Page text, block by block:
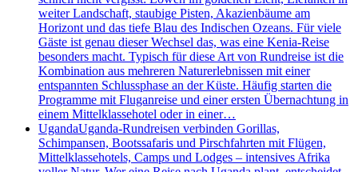
weiter Landschaft, staubige Pisten, Akazienbäume am
Horizont und das tiefe Blau des Indischen Ozeans. Für viele
Gäste ist genau dieser Wechsel das, was eine Kenia-Reise
besonders macht. Typisch für diese Art von Rundreise ist die
Kombination aus mehreren Naturerlebnissen mit einer
entspannten Schlussphase an der Küste. Häufig starten die
Programme mit Fluganreise und einer ersten Übernachtung in
einem Mittelklassehotel oder in einer…
UgandaUganda-Rundreisen verbinden Gorillas,
Schimpansen, Bootssafaris und Pirschfahrten mit Flügen,
Mittelklassehotels, Camps und Lodges – intensives Afrika